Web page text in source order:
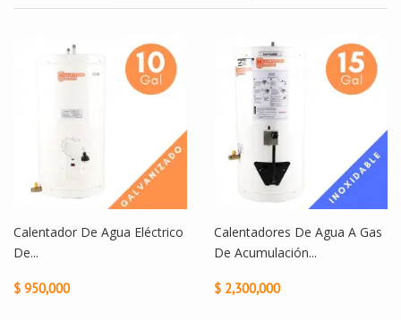
Calentador De Agua Eléctrico
De...
$ 950,000
Calentadores De Agua A Gas
De Acumulación...
$ 2,300,000